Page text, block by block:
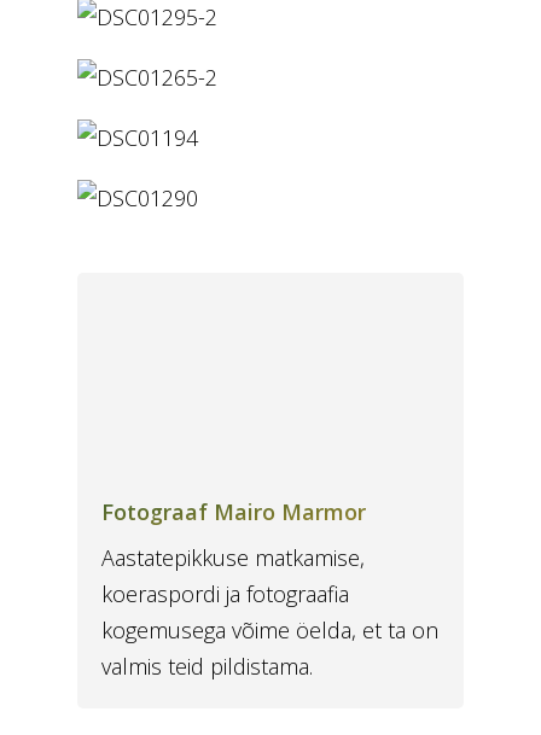
Fotograaf Mairo Marmor
Aastatepikkuse matkamise,
koeraspordi ja fotograafia
kogemusega võime öelda, et ta on
valmis teid pildistama.